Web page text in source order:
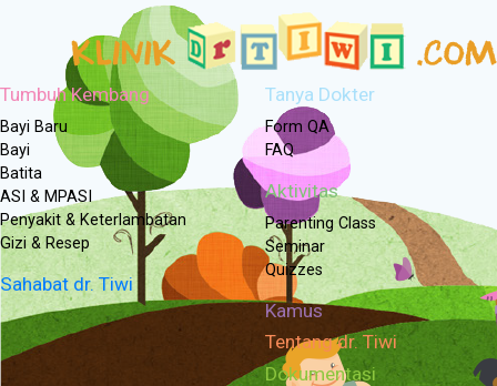
Tumbuh Kembang
Bayi Baru
Bayi
Batita
ASI & MPASI
Penyakit & Keterlambatan
Gizi & Resep
Sahabat dr. Tiwi
Tanya Dokter
Form QA
FAQ
Aktivitas
Parenting Class
Seminar
Quizzes
Kamus
Tentang dr. Tiwi
Dokumentasi